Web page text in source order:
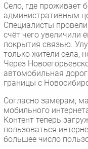
Кадры
Регулирование
Финансы
Web
Безопасность
Инновации
CIO/Управление ИТ
Гаджеты
Здоровье
Село, где проживает
административным
Специалисты
счёт чего увеличили
покрытия связью.
только жители села,
Через
автомобильная
границы с
Согласно замерам,
мобильного
Контент теперь
пользоваться
большее число